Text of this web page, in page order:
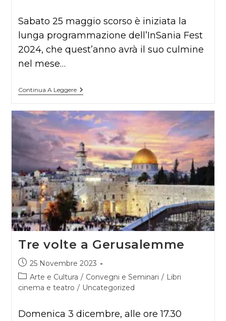
Sabato 25 maggio scorso è iniziata la
lunga programmazione dell’InSania Fest
2024, che quest’anno avrà il suo culmine
nel mese…
Continua A LeggereIl
Tempo
Ci
Vuole,
Lontano
Dalla
Patologia
Tre volte a Gerusalemme
Articolo
pubblicato:
25 Novembre 2023
Categoria
dell'articolo:
Arte e Cultura / Convegni e Seminari / Libri
cinema e teatro / Uncategorized
Domenica 3 dicembre, alle ore 17.30